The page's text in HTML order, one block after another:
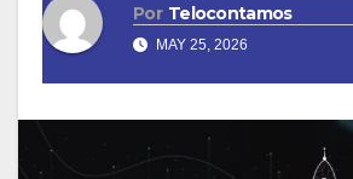
Por Telocontamos
MAY 25, 2026